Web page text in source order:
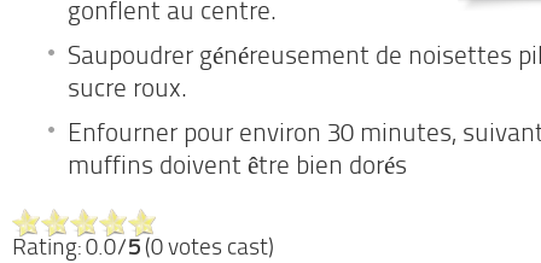
gonflent au centre.
Saupoudrer généreusement de noisettes
sucre roux.
Enfourner pour environ 30 minutes,
muffins doivent être bien dorés
Rating: 0.0/5 (0 votes cast)